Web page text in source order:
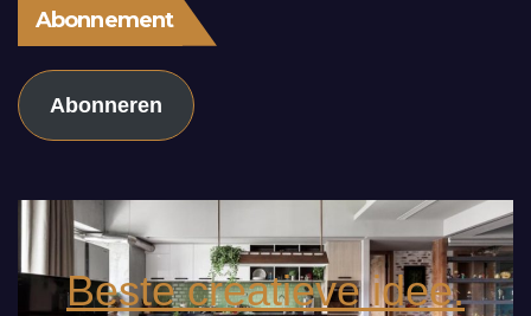
Abonnement
Abonneren
Beste creatieve idee.